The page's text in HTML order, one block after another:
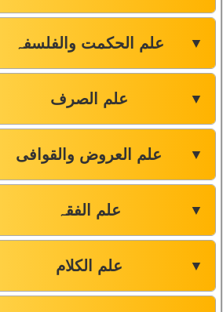
علم الحکمت والفلسفہ ▼
علم الصرف ▼
علم العروض والقوافی ▼
علم الفقہ ▼
علم الکلام ▼